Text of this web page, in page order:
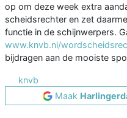
op om deze week extra
scheidsrechter en zet
functie in de schijnwerpers.
www.knvb.nl/
bijdragen aan de mooiste
knvb
Maak